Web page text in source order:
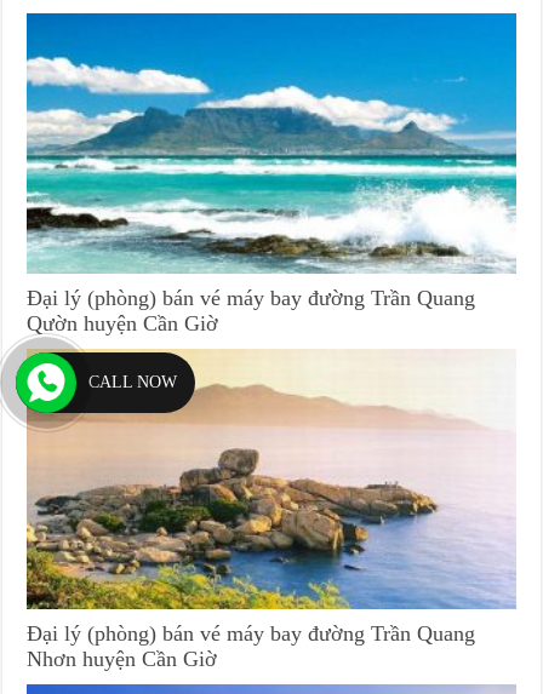
Đại lý (phòng) bán vé máy bay đường Trần Quang
Qườn huyện Cần Giờ
Đại lý (phòng) bán vé máy bay đường Trần Quang
Nhơn huyện Cần Giờ
CALL NOW